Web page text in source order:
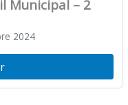
Municipal – 2
2024